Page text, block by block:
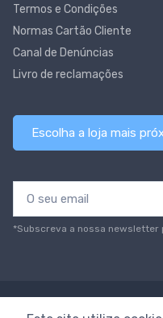
Termos e Condições
Normas Cartão Cliente
Canal de Denúncias
Livro de reclamações
Escolha a loja mais
*Subscreva a nossa newsletter
© Todos os